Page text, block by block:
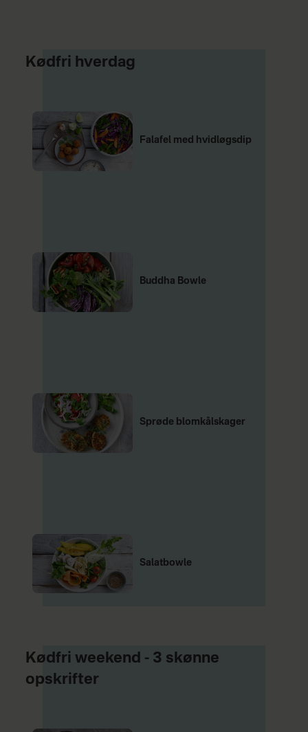
Kødfri hverdag
Falafel med hvidløgsdip
Buddha Bowle
Sprøde blomkålskager
Salatbowle
Kødfri weekend - 3 skønne
opskrifter